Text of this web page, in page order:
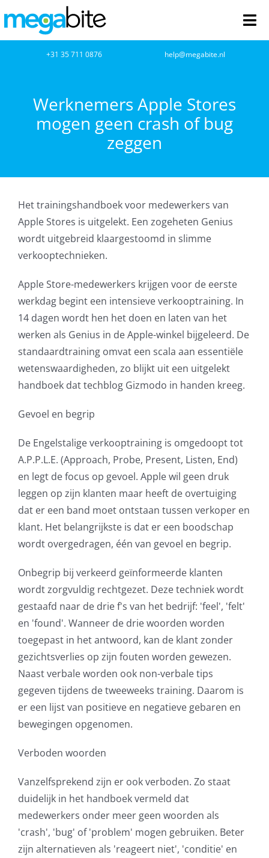
naar
inhoud
Netwerkbeheer
VOIP
Microsoft NCE
AVG
Office365
Glasvezelverbindingen
Microsoft software licenties
SLA overeenkomsten
Remote Help
WordPress SLA Contract
Contact
+31 35 711 0876 help@megabite.nl
Werknemers Apple Stores
mogen geen crash of bug
zeggen
Het trainingshandboek voor medewerkers van
Apple Stores is uitgelekt. Een zogeheten Genius
wordt uitgebreid klaargestoomd in slimme
verkooptechnieken.
Apple Store-medewerkers krijgen voor de eerste
werkdag begint een intensieve verkooptraining. In
14 dagen wordt hen het doen en laten van het
werken als Genius in de Apple-winkel bijgeleerd. De
standaardtraining omvat een scala aan essentiële
wetenswaardigheden, zo blijkt uit een uitgelekt
handboek dat techblog Gizmodo in handen kreeg.
Gevoel en begrip
De Engelstalige verkooptraining is omgedoopt tot
A.P.P.L.E. (Approach, Probe, Present, Listen, End)
en legt de focus op gevoel. Apple wil geen druk
leggen op zijn klanten maar heeft de overtuiging
dat er een band moet ontstaan tussen verkoper en
klant. Het belangrijkste is dat er een boodschap
wordt overgedragen, één van gevoel en begrip.
Onbegrip bij verkeerd geïnformeerde klanten
wordt zorgvuldig rechtgezet. Deze techniek wordt
gestaafd naar de drie f's van het bedrijf: 'feel', 'felt'
en 'found'. Wanneer de drie woorden worden
toegepast in het antwoord, kan de klant zonder
gezichtsverlies op zijn fouten worden gewezen.
Naast verbale worden ook non-verbale tips
gegeven tijdens de tweeweeks training. Daarom is
er een lijst van positieve en negatieve gebaren en
bewegingen opgenomen.
Verboden woorden
Vanzelfsprekend zijn er ook verboden. Zo staat
duidelijk in het handboek vermeld dat
medewerkers onder meer geen woorden als
'crash', 'bug' of 'problem' mogen gebruiken. Beter
zijn alternatieven als 'reageert niet', 'conditie' en